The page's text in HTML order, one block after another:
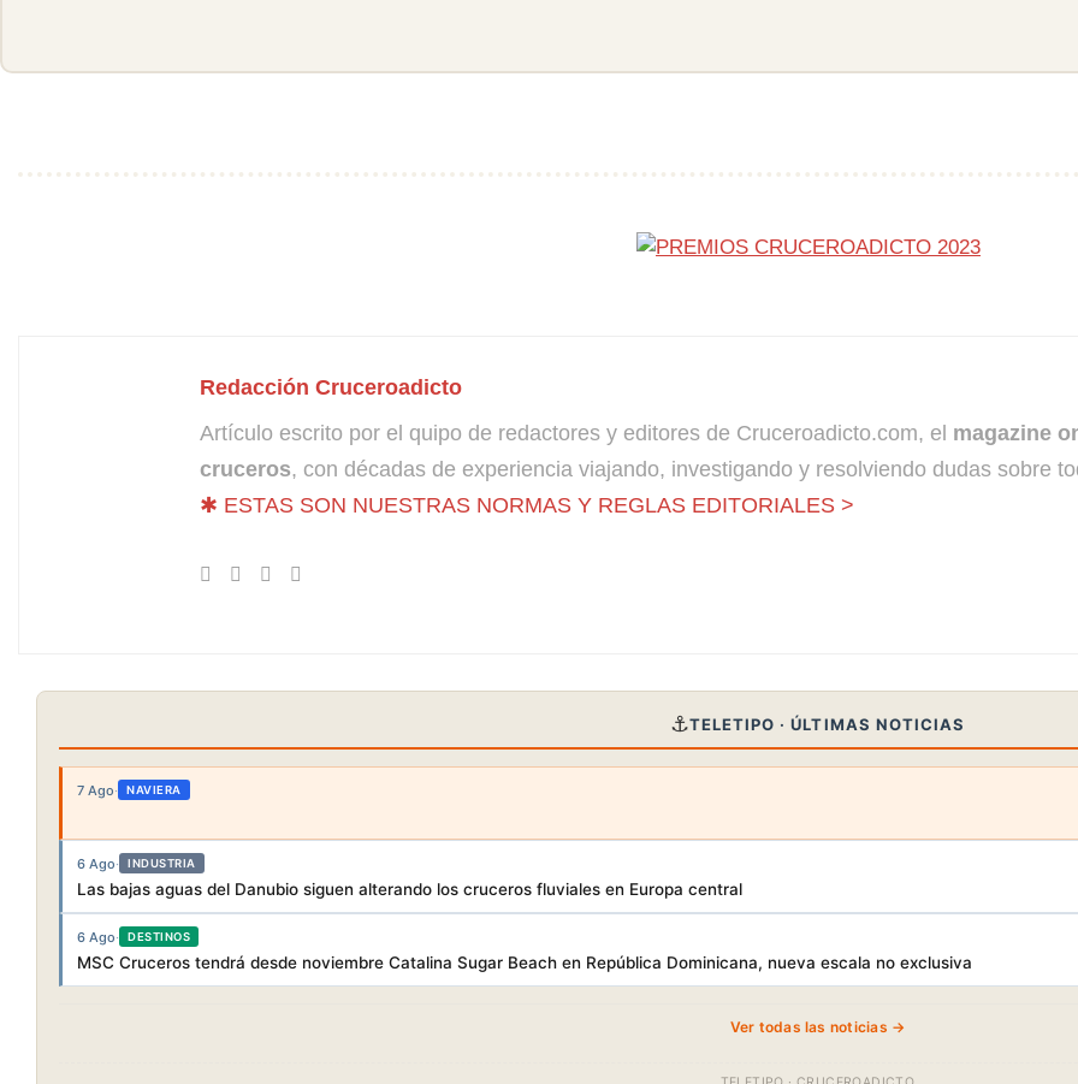
Redacción Cruceroadicto
Artículo escrito por el quipo de redactores y editores de Cruceroadicto.com, el magazine
cruceros, con décadas de experiencia viajando, investigando y resolviendo dudas sobre
✱ ESTAS SON NUESTRAS NORMAS Y REGLAS EDITORIALES >
⚓TELETIPO · ÚLTIMAS NOTICIAS
7 Ago· NAVIERA
6 Ago· INDUSTRIA
Las bajas aguas del Danubio siguen alterando los cruceros fluviales en Europa central
6 Ago· DESTINOS
MSC Cruceros tendrá desde noviembre Catalina Sugar Beach en República Dominicana, nueva escala no exclusiva
Ver todas las noticias →